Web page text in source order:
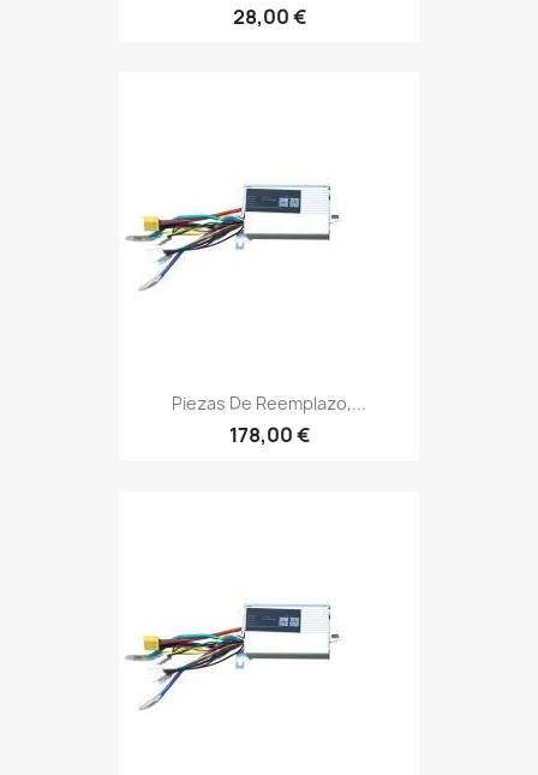
28,00 €
Piezas De Reemplazo,...
178,00 €